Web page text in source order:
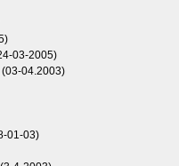
03-2005)
04.2003)
01-03)